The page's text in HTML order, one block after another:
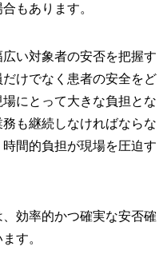
もあります。
い対象者の安否を把握す
けでなく患者の安全をど
にとって大きな負担とな
も継続しなければならな
間的負担が現場を圧迫す
効率的かつ確実な安否確
す。